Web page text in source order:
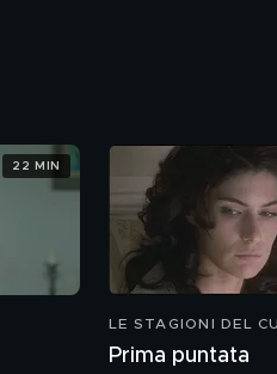
22 MIN
LE STAGIONI DEL
Prima puntata